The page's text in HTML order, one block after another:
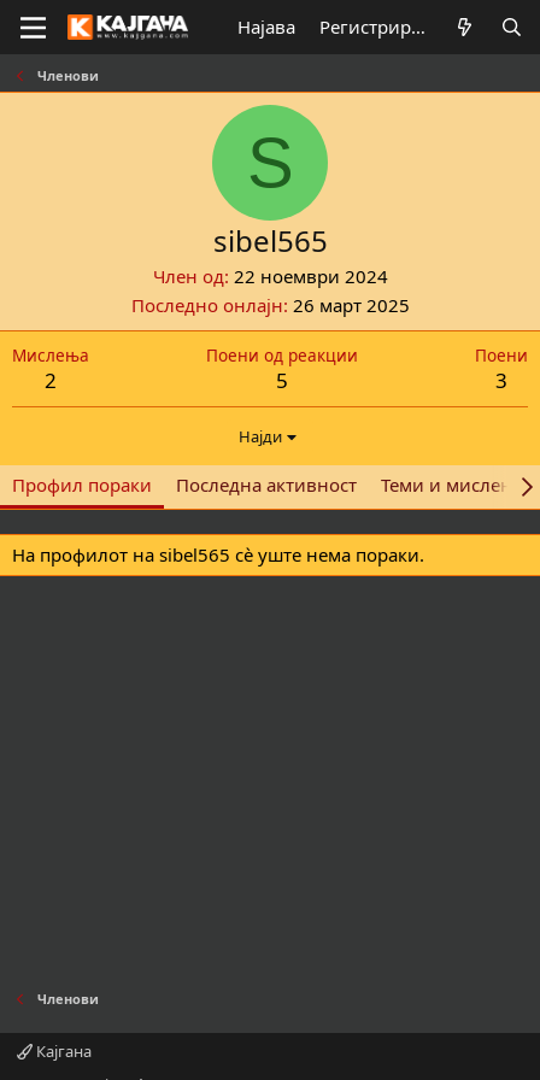
Најава Регистрирај се
Членови
S
sibel565
Член од 22 ноември 2024
Последно онлајн 26 март 2025
Мислења
2
Поени од реакции
5
Поени
3
Најди
Профил пораки Последна активност Теми и мислења
На профилот на sibel565 сè уште нема пораки.
Членови
Кајгана